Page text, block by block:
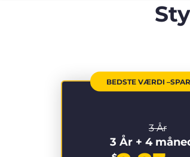
BEDSTE VÆRDI
3 År
3 År + 4